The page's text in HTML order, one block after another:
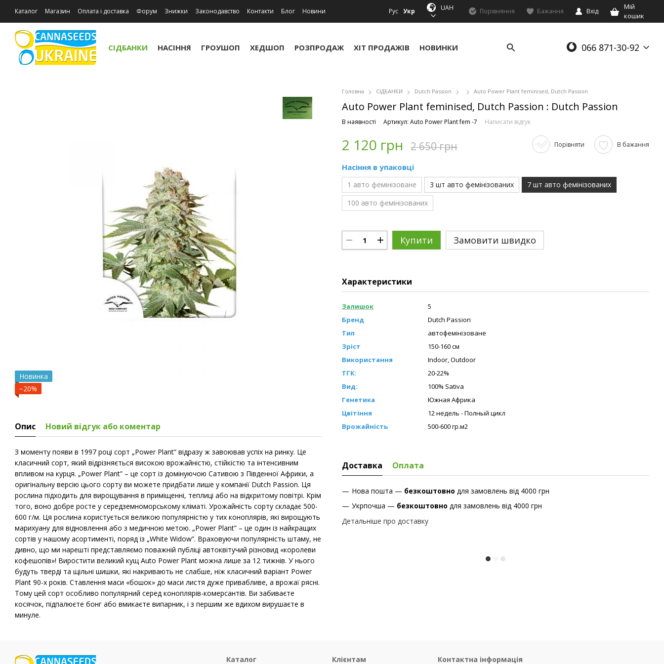
Каталог Магазин Оплата і доставка Форум Знижки Законодавство Контакти Блог
Новини
Рус Укр UAH Порівняння Бажання Вхід
Мій
кошик
СІДБАНКИ НАСІННЯ ГРОУШОП ХЕДШОП РОЗПРОДАЖ ХІТ ПРОДАЖІВ НОВИНКИ 066 871-30-92
Новинка
−20%
Опис Новий відгук або коментар
З моменту появи в 1997 році сорт „Power Plant” відразу ж завоював успіх на ринку. Це
класичний сорт, який відрізняється високою врожайністю, стійкістю та інтенсивним
впливом на курця. „Power Plant” – це сорт із домінуючою Сативою з Південної Африки, а
оригінальну версію цього сорту ви можете придбати лише у компанії Dutch Passion. Ця
рослина підходить для вирощування в приміщенні, теплиці або на відкритому повітрі. Крім
того, воно добре росте у середземноморському кліматі. Урожайність сорту складає 500-
600 г/м. Ця рослина користується великою популярністю у тих коноплярів, які вирощують
марихуану для відновлення або з медичною метою. „Power Plant” – це один із найкращих
сортів у нашому асортименті, поряд із „White Widow”. Враховуючи популярність штаму, не
дивно, що ми нарешті представляємо поважній публіці автоквітучий різновид «королеви
кофешопів»! Виростити великий кущ Auto Power Plant можна лише за 12 тижнів. У нього
будуть тверді та щільні шишки, які накривають не слабше, ніж класичний варіант Power
Plant 90-х років. Ставлення маси «бошок» до маси листя дуже привабливе, а врожаї рясні.
Тому цей сорт особливо популярний серед коноплярів-комерсантів. Ви забиваєте
косячок, підпалюєте бонг або вмикаєте випарник, і з першим же вдихом вирушаєте в
минуле.
Головна СІДБАНКИ Dutch Passion Auto Power Plant feminised, Dutch Passion
Auto Power Plant feminised, Dutch Passion : Dutch Passion
В наявності Артикул: Auto Power Plant fem -7 Написати відгук
2 120 грн 2 650 грн Порівняти В бажання
Насіння в упаковці
1 авто фемінізоване 3 шт авто фемінізованих
7 шт авто фемінізованих
100 авто фемінізованих
Купити Замовити швидко
Характеристики
Залишок
5
Бренд
Dutch Passion
Тип
автофемінізоване
Зріст
150-160 см
Використання
Indoor, Outdoor
ТГК:
20-22%
Вид:
100% Sativa
Генетика
Южная Африка
Цвітіння
12 недель - Полный цикл
Врожайність
500-600 гр.м2
Доставка Оплата
Нова пошта — безкоштовно для замовлень від 4000 грн
Укрпочша — безкоштовно для замовлень від 4000 грн
Детальніше про доставку
Каталог Клієнтам Контактна інформація